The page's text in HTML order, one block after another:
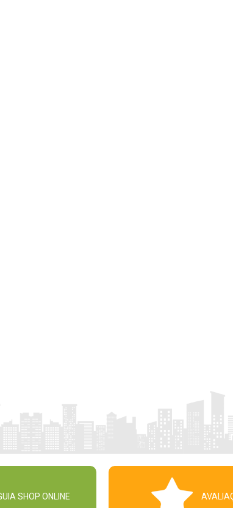
SHOP ONLINE